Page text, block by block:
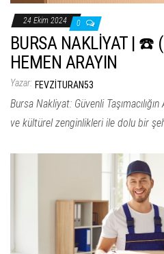
24 Ekim 2024 0
BURSA NAKLİYAT |
HEMEN ARAYIN
Yazar: FEVZITURAN53
Bursa Nakliyat: Güvenli
ve kültürel zenginlikleri ile dolu bir